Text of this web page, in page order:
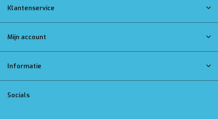
Klantenservice
Mijn account
Informatie
Socials